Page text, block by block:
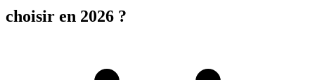
choisir en 2026 ?